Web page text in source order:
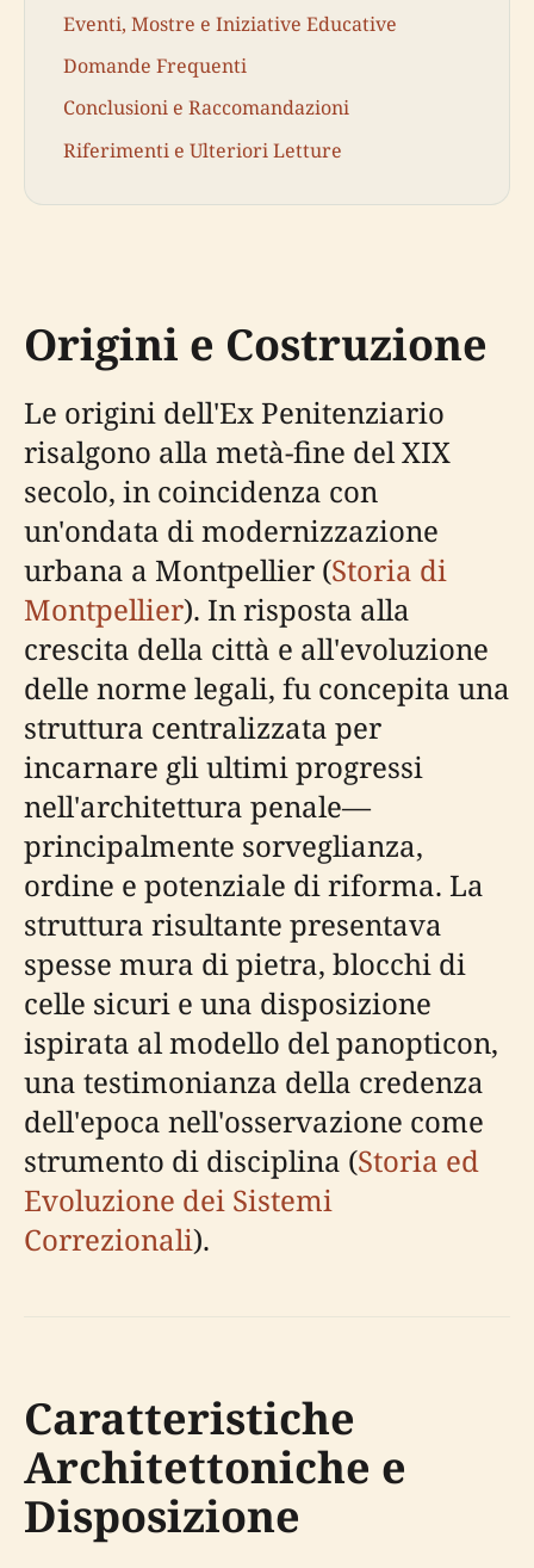
Eventi, Mostre e Iniziative Educative
Domande Frequenti
Conclusioni e Raccomandazioni
Riferimenti e Ulteriori Letture
Origini e Costruzione
Le origini dell'Ex Penitenziario
risalgono alla metà-fine del XIX
secolo, in coincidenza con
un'ondata di modernizzazione
urbana a Montpellier (Storia di
Montpellier). In risposta alla
crescita della città e all'evoluzione
delle norme legali, fu concepita una
struttura centralizzata per
incarnare gli ultimi progressi
nell'architettura penale—
principalmente sorveglianza,
ordine e potenziale di riforma. La
struttura risultante presentava
spesse mura di pietra, blocchi di
celle sicuri e una disposizione
ispirata al modello del panopticon,
una testimonianza della credenza
dell'epoca nell'osservazione come
strumento di disciplina (Storia ed
Evoluzione dei Sistemi
Correzionali).
Caratteristiche
Architettoniche e
Disposizione